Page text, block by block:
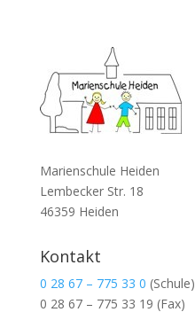
Marienschule Heiden
Lembecker Str. 18
46359 Heiden
Kontakt
0 28 67 – 775 33 0 (Schule)
0 28 67 – 775 33 19 (Fax)